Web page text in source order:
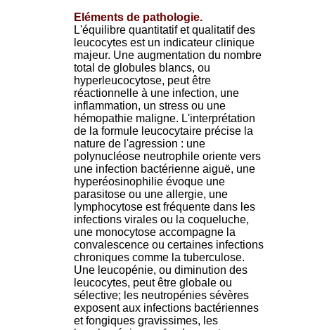
Eléments de pathologie.
L'équilibre quantitatif et qualitatif des
leucocytes est un indicateur clinique
majeur. Une augmentation du nombre
total de globules blancs, ou
hyperleucocytose, peut être
réactionnelle à une infection, une
inflammation, un stress ou une
hémopathie maligne. L'interprétation
de la formule leucocytaire précise la
nature de l'agression : une
polynucléose neutrophile oriente vers
une infection bactérienne aiguë, une
hyperéosinophilie évoque une
parasitose ou une allergie, une
lymphocytose est fréquente dans les
infections virales ou la coqueluche,
une monocytose accompagne la
convalescence ou certaines infections
chroniques comme la tuberculose.
Une leucopénie, ou diminution des
leucocytes, peut être globale ou
sélective; les neutropénies sévères
exposent aux infections bactériennes
et fongiques gravissimes, les